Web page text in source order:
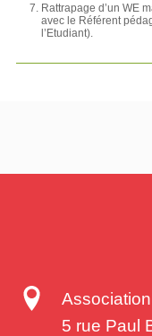
Rattrapage d’un WE
avec le Référent
l’Etudiant).
5 rue Paul